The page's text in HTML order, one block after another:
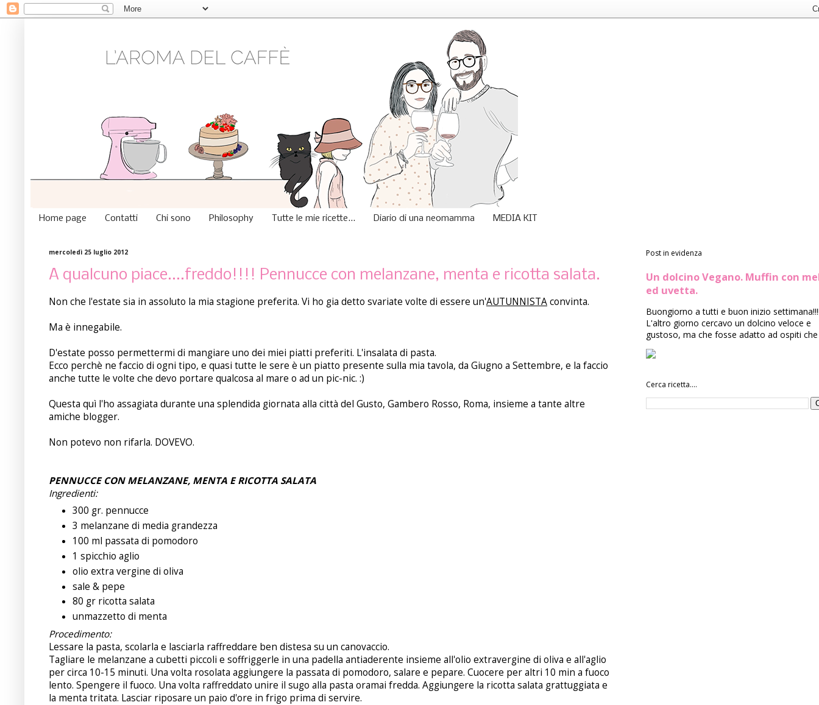
Home page Contatti Chi sono Philosophy Tutte le mie ricette... Diario di una neomamma MEDIA KIT
mercoledì 25 luglio 2012
A qualcuno piace....freddo!!!! Pennucce con melanzane, menta e ricotta salata.
Non che l'estate sia in assoluto la mia stagione preferita. Vi ho gia detto svariate volte di essere un'AUTUNNISTAconvinta.
Ma è innegabile.
D'estate posso permettermi di mangiare uno dei miei piatti preferiti. L'insalata di pasta.
Ecco perchè ne faccio di ogni tipo, e quasi tutte le sere è un piatto presente sulla mia tavola, da Giugno a Settembre, e la faccio
anche tutte le volte che devo portare qualcosa al mare o ad un pic-nic. :)
Questa quì l'ho assagiata durante una splendida giornata alla città del Gusto, Gambero Rosso, Roma, insieme a tante altre
amiche blogger.
Non potevo non rifarla. DOVEVO.
PENNUCCE CON MELANZANE, MENTA E RICOTTA SALATA
Ingredienti:
300 gr. pennucce
3 melanzane di media grandezza
100 ml passata di pomodoro
1 spicchio aglio
olio extra vergine di oliva
sale & pepe
80 gr ricotta salata
unmazzetto di menta
Procedimento:
Lessare la pasta, scolarla e lasciarla raffreddare ben distesa su un canovaccio.
Tagliare le melanzane a cubetti piccoli e soffriggerle in una padella antiaderente insieme all'olio extravergine di oliva e all'aglio
per circa 10-15 minuti. Una volta rosolata aggiungere la passata di pomodoro, salare e pepare. Cuocere per altri 10 min a fuoco
lento. Spengere il fuoco. Una volta raffreddato unire il sugo alla pasta oramai fredda. Aggiungere la ricotta salata grattuggiata e
la menta tritata. Lasciar riposare un paio d'ore in frigo prima di servire.
Post in evidenza
Un dolcino Vegano. Muffin con
ed uvetta.
Buongiorno a tutti e buon inizio
L'altro giorno cercavo un dolcino veloce e
gustoso, ma che fosse adatto ad ospiti che
Cerca ricetta....